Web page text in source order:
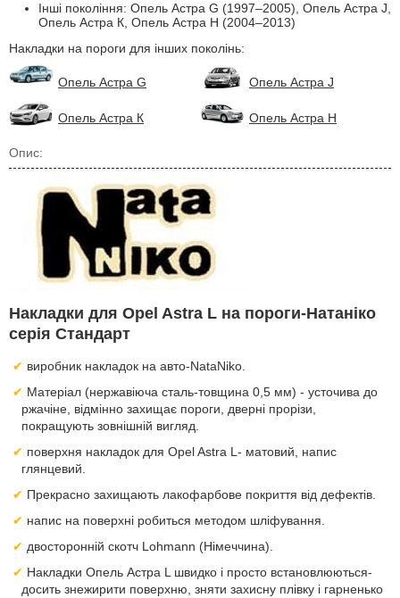
Інші покоління: Опель Астра G (1997–2005), Опель Астра J,
Опель Астра К, Опель Астра Н (2004–2013)
Накладки на пороги для інших поколінь:
Опель Астра G Опель Астра J
Опель Астра К Опель Астра Н
Опис:
Накладки для Opel Astra L на пороги-Натаніко
серія Стандарт
виробник накладок на авто-NataNiko.
Матеріал (нержавіюча сталь-товщина 0,5 мм) - усточива до
ржачіне, відмінно захищає пороги, дверні прорізи,
покращують зовнішній вигляд.
поверхня накладок для Opel Astra L- матовий, напис
глянцевий.
Прекрасно захищають лакофарбове покриття від дефектів.
напис на поверхні робиться методом шліфування.
двосторонній скотч Lohmann (Німеччина).
Накладки Опель Астра L швидко і просто встановлюються-
досить знежирити поверхню, зняти захисну плівку і гарненько